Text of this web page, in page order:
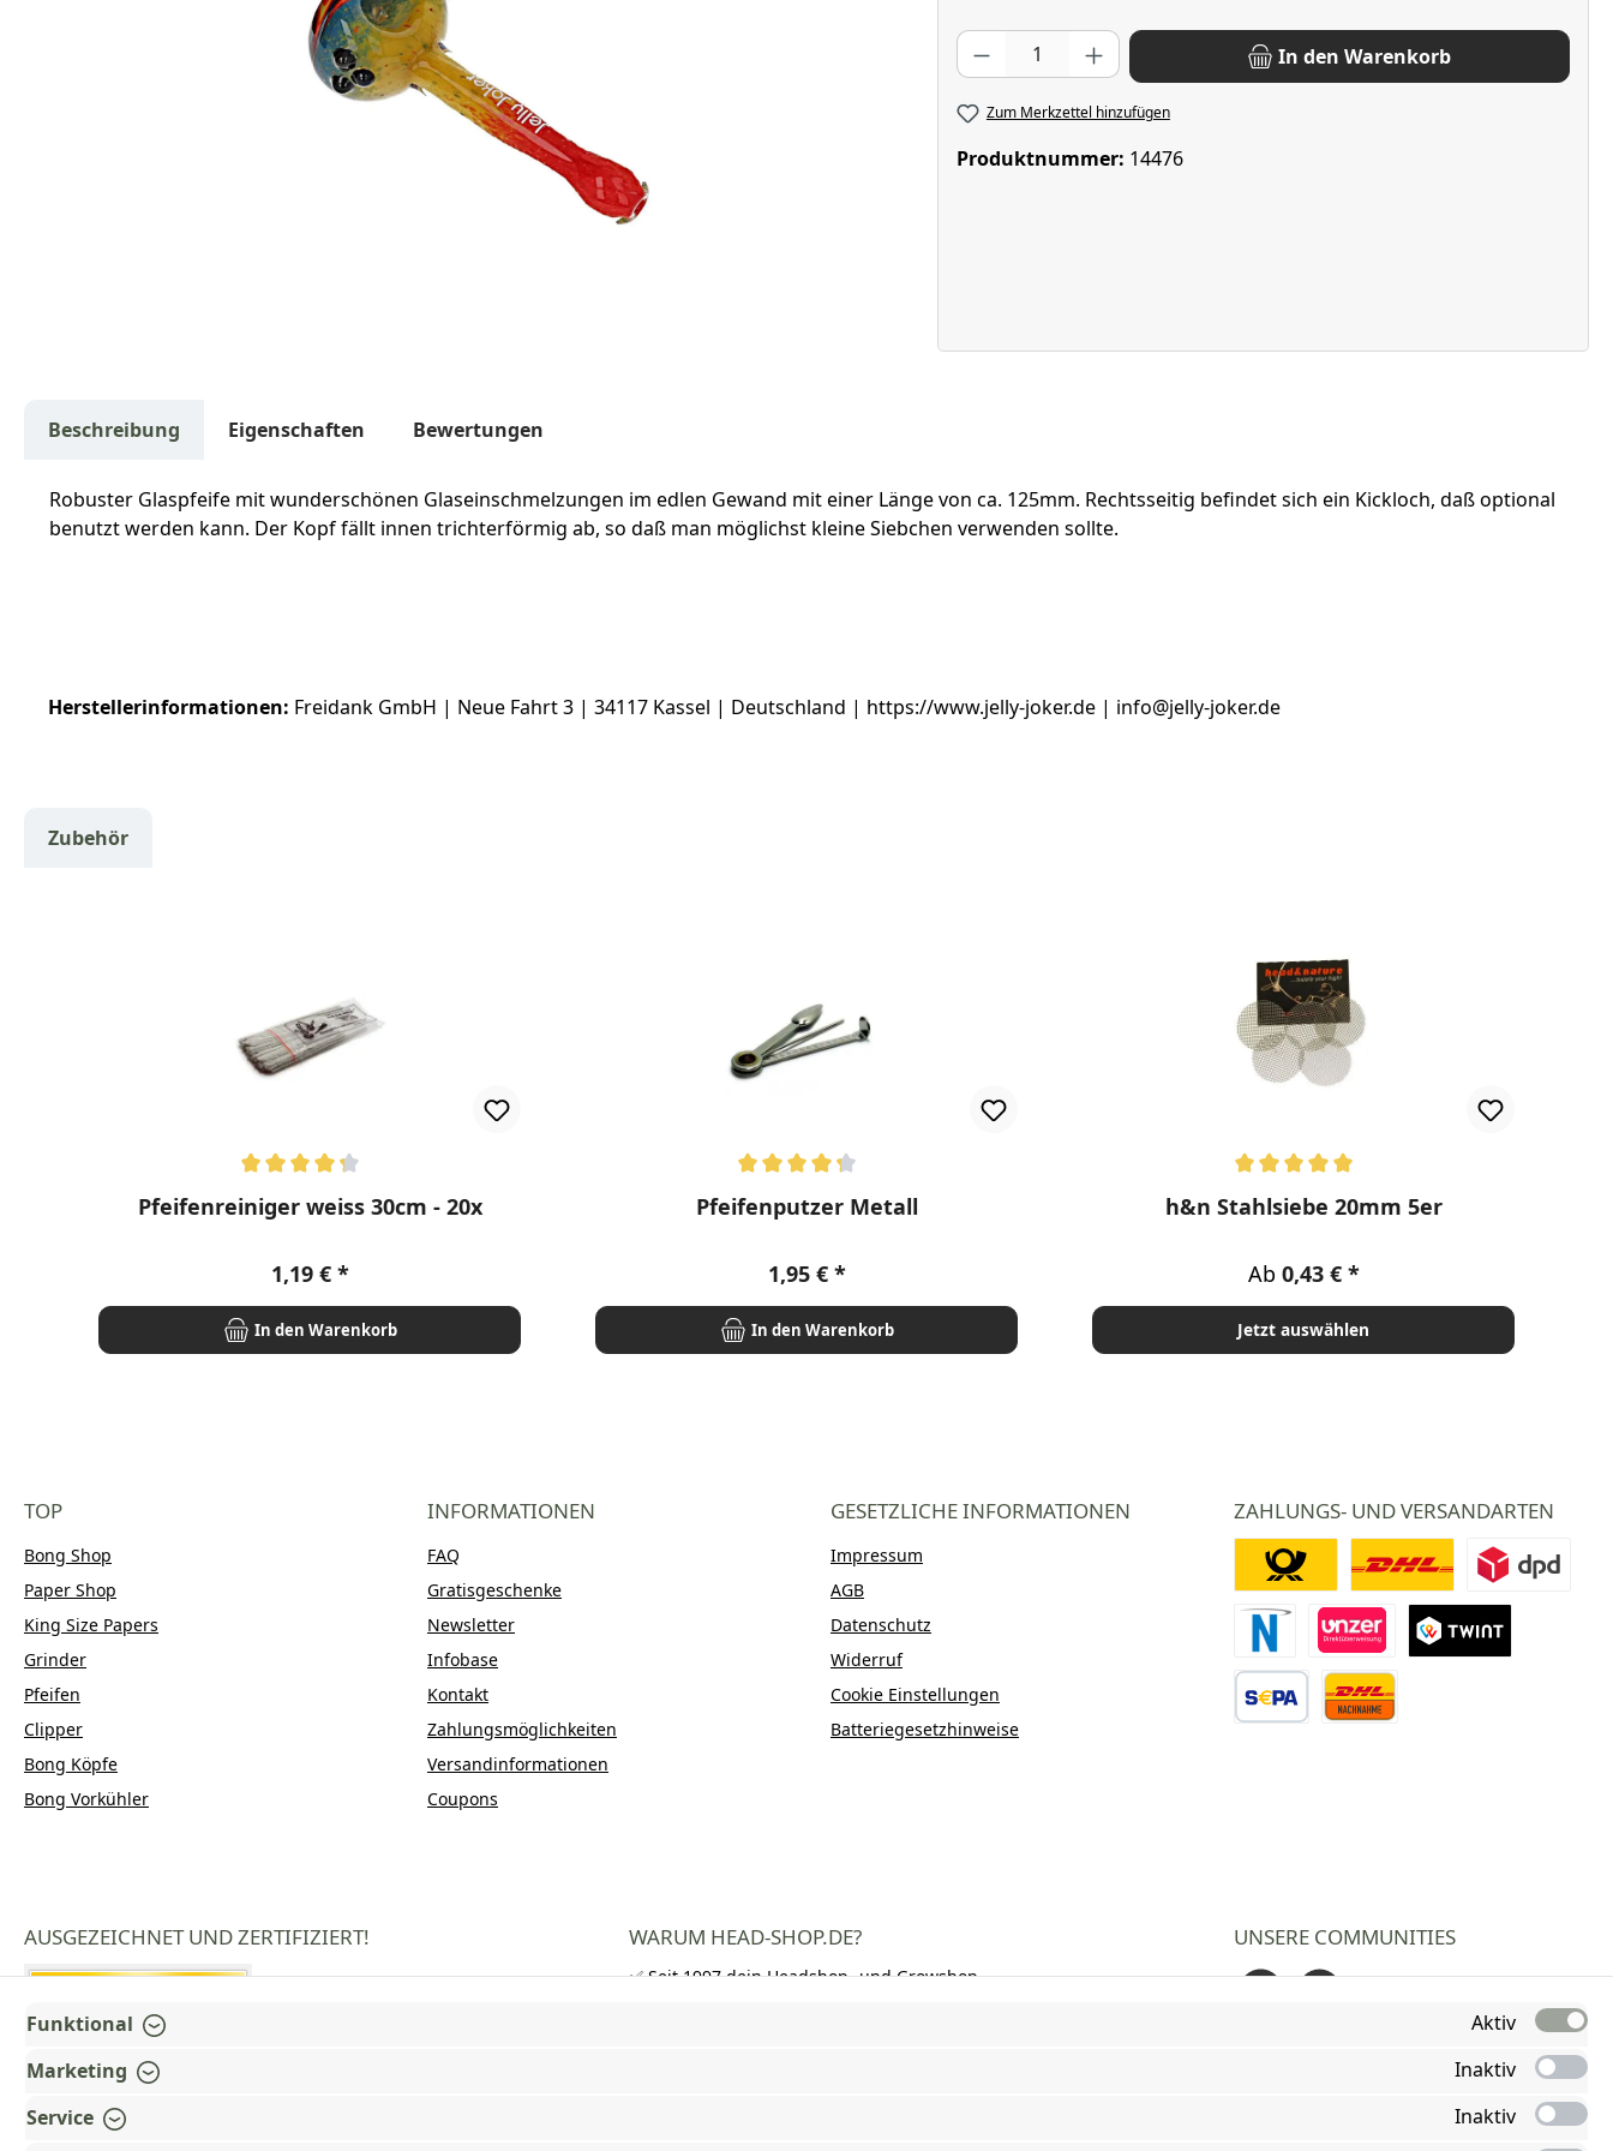
Produkt Anzahl: Gib den gewünschten Wert ein oder benutze die Schaltflächen
In den Warenkorb
Zum Merkzettel hinzufügen
Produktnummer: 14476
Beschreibung Eigenschaften Bewertungen
Robuster Glaspfeife mit wunderschönen Glaseinschmelzungen im edlen Gewand mit einer Länge von ca. 125mm. Rechtsseitig befindet sich ein Kickloch, daß optional
benutzt werden kann. Der Kopf fällt innen trichterförmig ab, so daß man möglichst kleine Siebchen verwenden sollte.
Herstellerinformationen: Freidank GmbH | Neue Fahrt 3 | 34117 Kassel | Deutschland | https://www.jelly-joker.de | info@jelly-joker.de
Zubehör
Durchschnittliche Bewertung von 4.25 von 5 Sternen
Pfeifenreiniger weiss 30cm - 20x
Regulärer Preis:
1,19 €
In den Warenkorb
Durchschnittliche Bewertung von 4.33 von 5 Sternen
Pfeifenputzer Metall
Regulärer Preis:
1,95 €
In den Warenkorb
Durchschnittliche Bewertung von 5 von 5 Sternen
h&n Stahlsiebe 20mm 5er
Regulärer Preis:
Ab 0,43 €
Jetzt auswählen
TOP
Bong Shop
Paper Shop
King Size Papers
Grinder
Pfeifen
Clipper
Bong Köpfe
Bong Vorkühler
INFORMATIONEN
FAQ
Gratisgeschenke
Newsletter
Infobase
Kontakt
Zahlungsmöglichkeiten
Versandinformationen
Coupons
GESETZLICHE INFORMATIONEN
Impressum
AGB
Datenschutz
Widerruf
Cookie Einstellungen
Batteriegesetzhinweise
ZAHLUNGS- UND VERSANDARTEN
Novalnet ZahlungDirektüberweisung
Deutsche PostDHL DPD
AUSGEZEICHNET UND ZERTIFIZIERT! WARUM HEAD-SHOP.DE?
✅ Seit 1997 dein Headshop- und Growshop-
UNSERE COMMUNITIES
Funktional
Aktiv
Marketing
Inaktiv
Service
Inaktiv